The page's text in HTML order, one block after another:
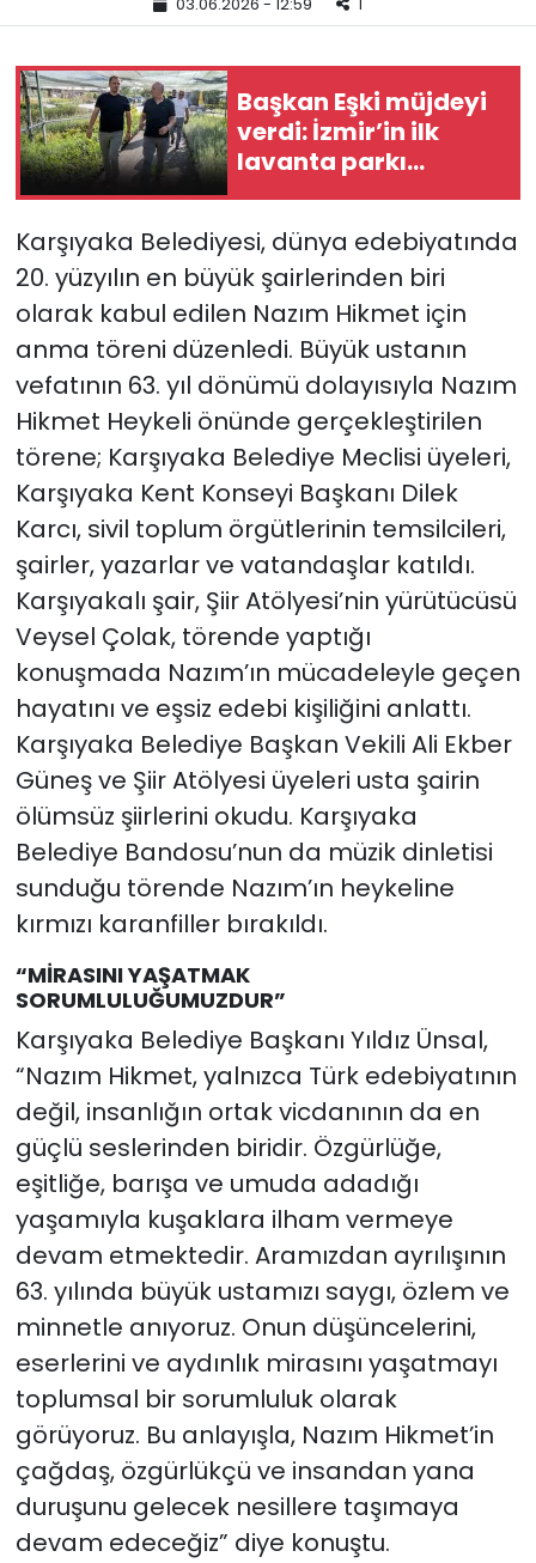
Başkan Eşki müjdeyi
verdi: İzmir’in ilk
lavanta parkı
Bornova’ya geliyor
Karşıyaka Belediyesi, dünya edebiyatında
20. yüzyılın en büyük şairlerinden biri
olarak kabul edilen Nazım Hikmet için
anma töreni düzenledi. Büyük ustanın
vefatının 63. yıl dönümü dolayısıyla Nazım
Hikmet Heykeli önünde gerçekleştirilen
törene; Karşıyaka Belediye Meclisi üyeleri,
Karşıyaka Kent Konseyi Başkanı Dilek
Karcı, sivil toplum örgütlerinin temsilcileri,
şairler, yazarlar ve vatandaşlar katıldı.
Karşıyakalı şair, Şiir Atölyesi’nin yürütücüsü
Veysel Çolak, törende yaptığı
konuşmada Nazım’ın mücadeleyle geçen
hayatını ve eşsiz edebi kişiliğini anlattı.
Karşıyaka Belediye Başkan Vekili Ali Ekber
Güneş ve Şiir Atölyesi üyeleri usta şairin
ölümsüz şiirlerini okudu. Karşıyaka
Belediye Bandosu’nun da müzik dinletisi
sunduğu törende Nazım’ın heykeline
kırmızı karanfiller bırakıldı.
“MİRASINI YAŞATMAK
SORUMLULUĞUMUZDUR”
Karşıyaka Belediye Başkanı Yıldız Ünsal,
“Nazım Hikmet, yalnızca Türk edebiyatının
değil, insanlığın ortak vicdanının da en
güçlü seslerinden biridir. Özgürlüğe,
eşitliğe, barışa ve umuda adadığı
yaşamıyla kuşaklara ilham vermeye
devam etmektedir. Aramızdan ayrılışının
63. yılında büyük ustamızı saygı, özlem ve
minnetle anıyoruz. Onun düşüncelerini,
eserlerini ve aydınlık mirasını yaşatmayı
toplumsal bir sorumluluk olarak
görüyoruz. Bu anlayışla, Nazım Hikmet’in
çağdaş, özgürlükçü ve insandan yana
duruşunu gelecek nesillere taşımaya
devam edeceğiz” diye konuştu.
YEREL YÖNETİMLER
Yurt